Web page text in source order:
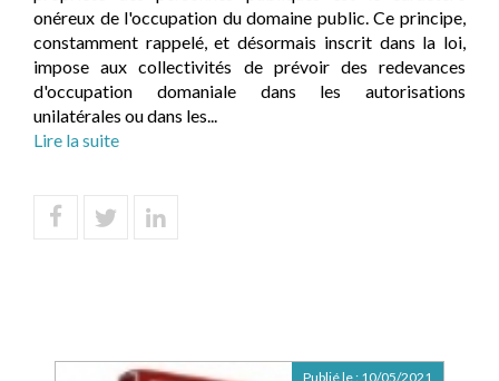
onéreux de l'occupation du domaine public. Ce principe,
constamment rappelé, et désormais inscrit dans la loi,
impose aux collectivités de prévoir des redevances
d'occupation domaniale dans les autorisations
unilatérales ou dans les...
Lire la suite
Publié le : 10/05/2021